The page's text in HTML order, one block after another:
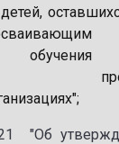
"Об